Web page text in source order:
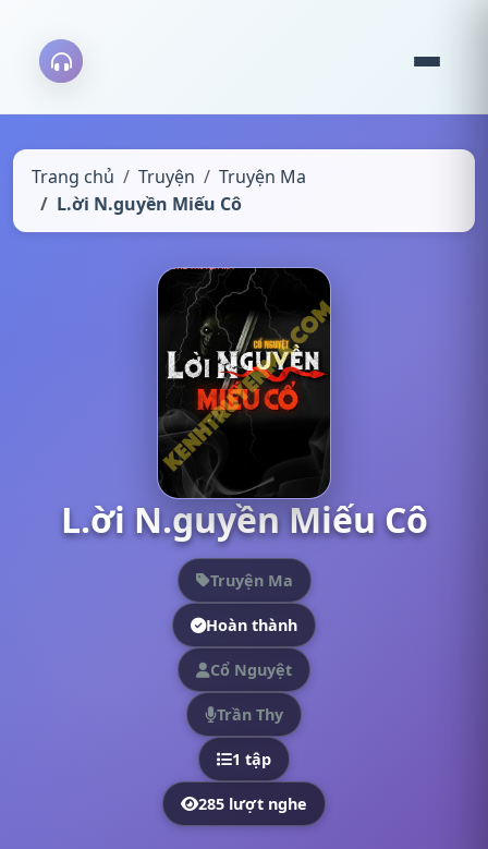
Trang chủ Truyện
Truyện Ma
L.ời N.guyền Miếu Cô
L.ời N.guyền Miếu Cô
Truyện Ma
Hoàn thành
Cổ Nguyệt
Trần Thy
1 tập
285 lượt nghe